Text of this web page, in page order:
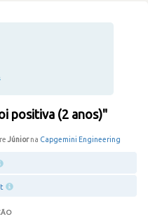
positiva (2 anos)"
Júniorna Capgemini Engineering